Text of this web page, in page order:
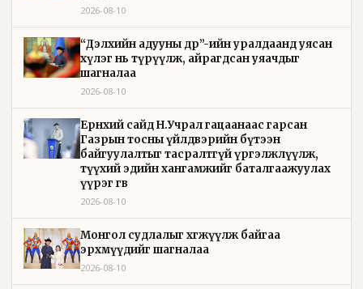
2026-08-10
“Дэлхийн адууны өдөр”-ийн уралдаанд уясан
хүлэг нь түрүүлж, айрагдсан уяачдыг
шагналаа
2026-08-10
Ерөнхий сайд Н.Учрал гацаанаас гарсан
Газрын тосны үйлдвэрийн бүтээн
байгуулалтыг тасралтгүй үргэлжлүүлж,
түүхий эдийн хангамжийг баталгаажуулах
үүрэг өгөв
2026-08-10
Монгол судлалыг хөгжүүлж байгаа
эрхмүүдийг шагналаа
2026-08-10